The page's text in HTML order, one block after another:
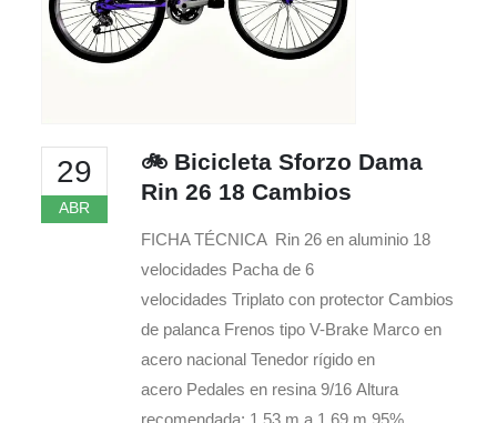
29
ABR
🚲 Bicicleta Sforzo Dama
Rin 26 18 Cambios
FICHA TÉCNICA Rin 26 en aluminio 18
velocidades Pacha de 6
velocidades Triplato con protector Cambios
de palanca Frenos tipo V-Brake Marco en
acero nacional Tenedor rígido en
acero Pedales en resina 9/16 Altura